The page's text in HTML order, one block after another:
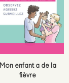
Mon enfant a de la
fièvre